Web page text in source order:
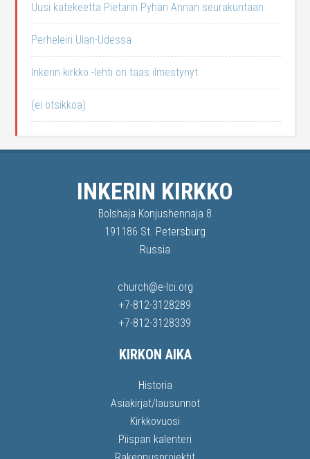
Uusi katekeetta Pietarin Pyhän Annan seurakuntaan
Perheleiri Ulan-Udessa
Inkerin kirkko -lehti on taas ilmestynyt
(ei otsikkoa)
INKERIN KIRKKO
Bolshaja Konjushennaja 8
191186 St. Petersburg
Russia
church@e-lci.org
+7-812-3128289
+7-812-3128339
KIRKON AIKA
Historia
Asiakirjat/lausunnot
Kirkkovuosi
Piispan kalenteri